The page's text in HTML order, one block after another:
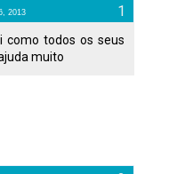
2013
como todos os seus
muito